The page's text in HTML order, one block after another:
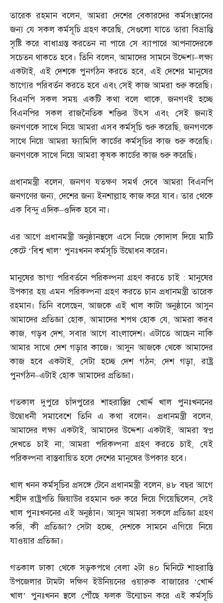
তারেক রহমান বলেন,আমরা দেশের বেকারদের কর্মসংস্থানের
জন্য যে সকল কর্মসূচি গ্রহণ করেছি,সেগুলো যাতে তারা বিভ্রান্তি
সৃষ্টি করে বাধাগ্রস্ত করতেন না পারে সে ব্যাপারে আপনাদেরকে
সচেতন থাকতে হবে। তিনি বলেন,আমাদের সামনে উদ্দেশ্য–লক্ষ্য
একটাই, এই দেশকে পুনর্গঠন করতে হবে, এই দেশের মানুষের
ভাগ্যের পরিবর্তন করতে হবে এবং সেই কাজ আমরা শুরু করেছি।
বিএনপি সকল সময় একটি কথা বলে থাকে,জনগণই হচ্ছে
বিএনপির সকল রাজনৈতিক শক্তির উৎস এবং সেই জন্যই
জনগণকে সাথে নিয়ে আমরা এসব কর্মসূচি শুরু করেছি,জনগণকে
সাথে নিয়ে আমরা ফ্যামিলি কার্ডের কর্মসূচির কাজ শুরু করেছি।
জনগণকে সাথে নিয়ে আমরা কৃষক কার্ডের কাজ শুরু করেছি।
প্রধানমন্ত্রী বলেন,জনগণ যতক্ষণ সমর্থ দেবে আমরা বিএনপি
জনগণের জন্য,দেশের জন্য ইনশাল্লাহ কাজ করে যাব। তার থেকে
এক বিন্দু এদিক–ওদিক হবে না।
এর আগে প্রধানমন্ত্রী অনুষ্ঠানস্থলে এসে নিজে কোদাল দিয়ে মাটি
কেটে ‘বিশ্ব খাল’ পুনঃখনন কর্মসূচি উদ্বোধন করেন।
মানুষের ভাগ্য পরিবর্তনে পরিকল্পনা গ্রহণ করতে চাই :মানুষের
উপকার হয় এমন পরিকল্পনা গ্রহণ করতে চান প্রধানমন্ত্রী তারেক
রহমান। তিনি বলেছেন,আজকে এই খাল কাটা অনুষ্ঠানে আসুন
আমাদের প্রতিজ্ঞা হোক,আমাদের শপথ হোক যে,আমরা করব
কাজ, গড়ব দেশ,সবার আগে বাংলাদেশ। এটাতে আছেন নাকি
আমার সাথে দেশ গড়ার কাজে। আসুন আজকে থেকে আমাদের
কাজ হবে একটাই,সেটা হচ্ছে দেশ গঠন; দেশ গড়া,রাষ্ট্র
পুনর্গঠন–এটাই হোক আমাদের প্রতিজ্ঞা।
গতকাল দুপুরে চাঁদপুরের শাহরাস্তির খোর্দ্দ খাল পুনঃখননের
উদ্বোধনী সমাবেশে তিনি এ কথা বলেন। প্রধানমন্ত্রী বলেন,
আমাদের লক্ষ্য একটাই,আমাদের উদ্দেশ্য একটাই,আমরা স্বপ্ন
দেখতে চাই না;আমরা পরিকল্পনা গ্রহণ করতে চাই, যেই
পরিকল্পনা বাস্তবায়িত হলে দেশের মানুষের উপকার হবে।
খাল খনন কর্মসূচির প্রসঙ্গে টেনে প্রধানমন্ত্রী বলেন,৪৮ বছর আগে
শহীদ রাষ্ট্রপতি জিয়াউর রহমান শুরু করে দিয়ে গিয়েছিলেন, সেই
খাল পুনঃখননের এই অনুষ্ঠান। আসুন আমরা সকলে প্রতিজ্ঞা গ্রহণ
করি,কী প্রতিজ্ঞা?সেটা হচ্ছে, দেশকে সামনে এগিয়ে নিয়ে
যাওয়ার প্রতিজ্ঞা।
গতকাল ঢাকা থেকে সড়কপথে বেলা ২টা ৪০ মিনিটে শাহরাস্তি
উপজেলার টামটা দক্ষিণ ইউনিয়নের ওয়ারুক বাজারের ‘খোর্দ্দ
খাল’ পুনঃখনন স্থলে পৌঁছে ফলক উন্মোচন করে এই কর্মসূচি